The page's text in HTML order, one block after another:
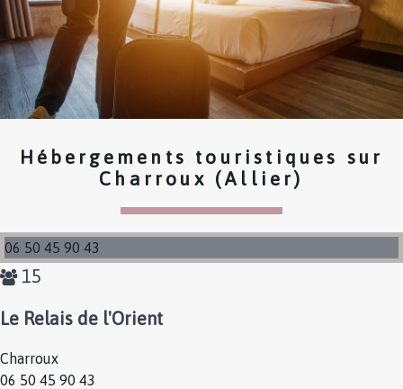
Hébergements touristiques sur
Charroux (Allier)
06 50 45 90 43
15
Le Relais de l'Orient
Charroux
06 50 45 90 43